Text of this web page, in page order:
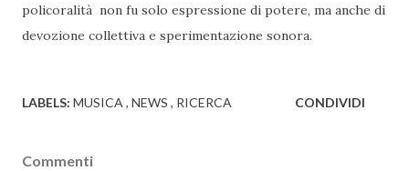
policoralità non fu solo espressione di potere, ma anche di
devozione collettiva e sperimentazione sonora.
LABELS: MUSICA NEWS RICERCA CONDIVIDI
Commenti